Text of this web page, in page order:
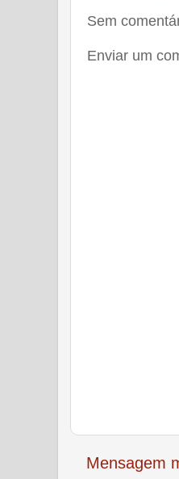
Sem
Enviar um
Mensagem